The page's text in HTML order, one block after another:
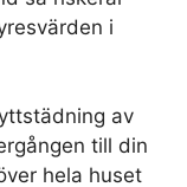
i
av
till din
hela huset